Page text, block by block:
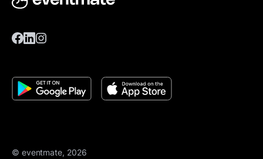
© eventmate, 2026